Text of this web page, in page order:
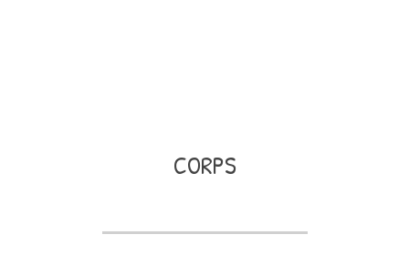
CORPS